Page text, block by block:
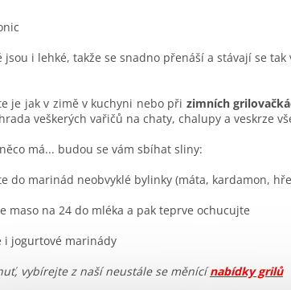
jsou i lehké, takže se snadno přenáší a stávají se
je jak v zimě v kuchyni nebo při zimních
veškerých vařičů na chaty, chalupy a veskrze
má... budou se vám sbíhat sliny:
do marinád neobvyklé bylinky (máta, kardamon,
maso na 24 do mléka a pak teprve ochucujte
i jogurtové marinády
vybírejte z naší neustále se měnícínabídky grilů